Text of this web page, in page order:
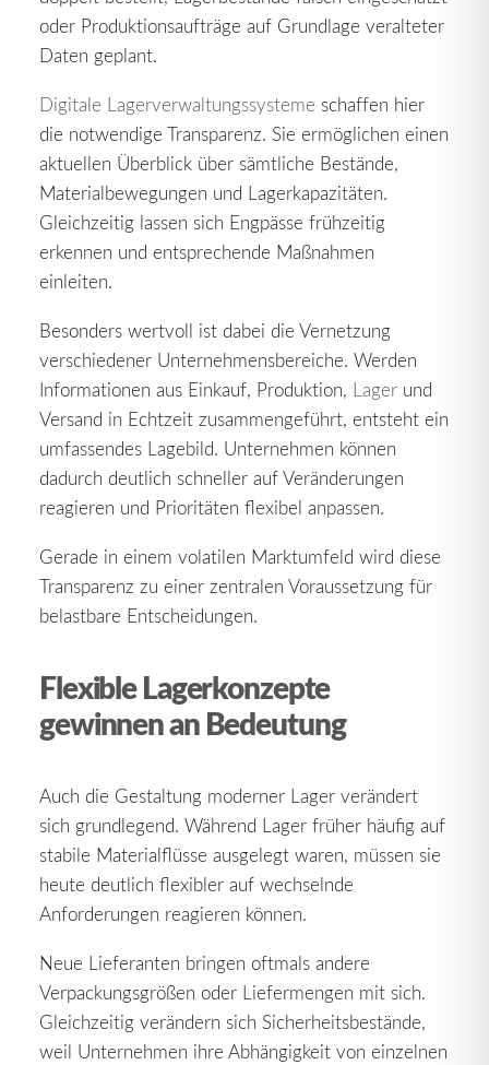
oder Produktionsaufträge auf Grundlage veralteter
Daten geplant.
Digitale Lagerverwaltungssysteme schaffen hier
die notwendige Transparenz. Sie ermöglichen einen
aktuellen Überblick über sämtliche Bestände,
Materialbewegungen und Lagerkapazitäten.
Gleichzeitig lassen sich Engpässe frühzeitig
erkennen und entsprechende Maßnahmen
einleiten.
Besonders wertvoll ist dabei die Vernetzung
verschiedener Unternehmensbereiche. Werden
Informationen aus Einkauf, Produktion, Lager und
Versand in Echtzeit zusammengeführt, entsteht ein
umfassendes Lagebild. Unternehmen können
dadurch deutlich schneller auf Veränderungen
reagieren und Prioritäten flexibel anpassen.
Gerade in einem volatilen Marktumfeld wird diese
Transparenz zu einer zentralen Voraussetzung für
belastbare Entscheidungen.
Flexible Lagerkonzepte
gewinnen an Bedeutung
Auch die Gestaltung moderner Lager verändert
sich grundlegend. Während Lager früher häufig auf
stabile Materialflüsse ausgelegt waren, müssen sie
heute deutlich flexibler auf wechselnde
Anforderungen reagieren können.
Neue Lieferanten bringen oftmals andere
Verpackungsgrößen oder Liefermengen mit sich.
Gleichzeitig verändern sich Sicherheitsbestände,
weil Unternehmen ihre Abhängigkeit von einzelnen